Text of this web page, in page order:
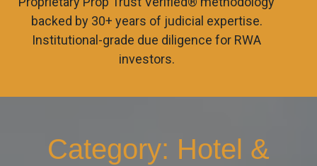
backed by 30+ years of judicial expertise.
Institutional-grade due diligence for RWA
investors.
Category: Hotel &